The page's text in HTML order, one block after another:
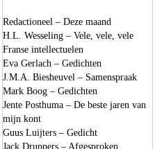
Redactioneel – Deze maand
H.L. Wesseling – Vele, vele, vele
Franse intellectuelen
Eva Gerlach – Gedichten
J.M.A. Biesheuvel – Samenspraak
Mark Boog – Gedichten
Jente Posthuma – De beste jaren van
mijn kont
Guus Luijters – Gedicht
Jack Druppers – Afgesproken